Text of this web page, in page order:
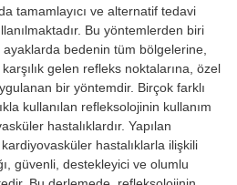
tamamlayıcı ve alternatif tedavi
Bu yöntemlerden biri
bedenin tüm bölgelerine,
gelen refleks noktalarına, özel
bir yöntemdir. Birçok farklı
kullanılan refleksolojinin kullanım
hastalıklardır. Yapılan
hastalıklarla ilişkili
güvenli, destekleyici ve olumlu